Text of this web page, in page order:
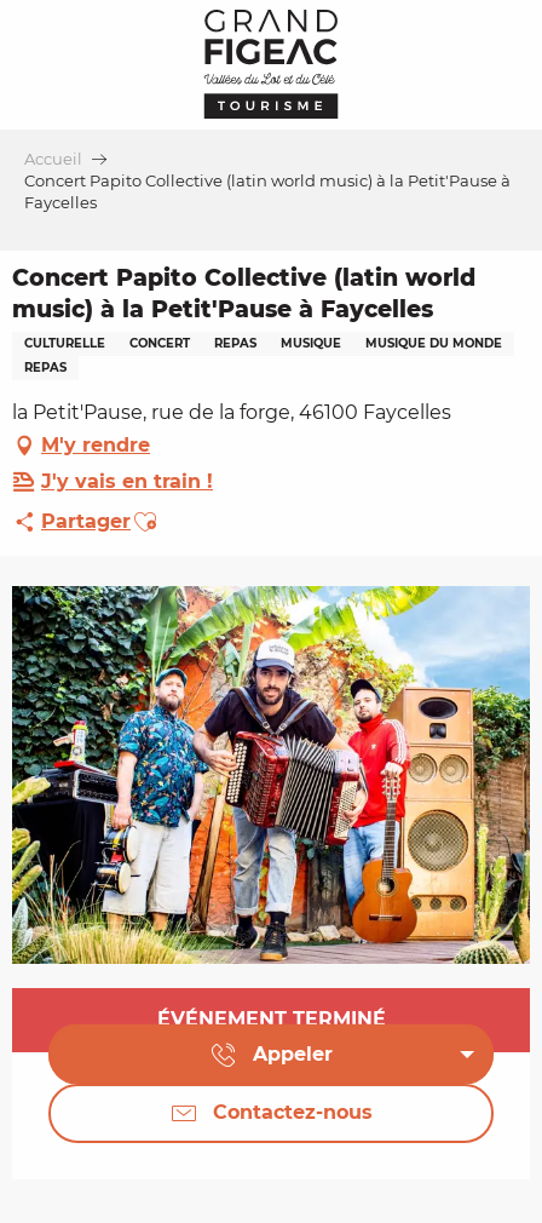
Accueil
Concert Papito Collective (latin world music) à la Petit'Pause à
Faycelles
Concert Papito Collective (latin world
music) à la Petit'Pause à Faycelles
CULTURELLE CONCERT REPAS MUSIQUE
MUSIQUE DU MONDE
REPAS
la Petit'Pause, rue de la forge, 46100 Faycelles
M'y rendre
J'y vais en train !
PartagerAjouter aux favoris
Ouverture et coordonnées
ÉVÉNEMENT TERMINÉ
Appeler
Contactez-nous